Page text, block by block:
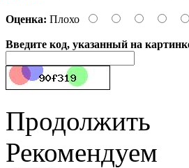
Оценка: Плохо
Введите код, указанный на
Продолжить
Рекомендуем